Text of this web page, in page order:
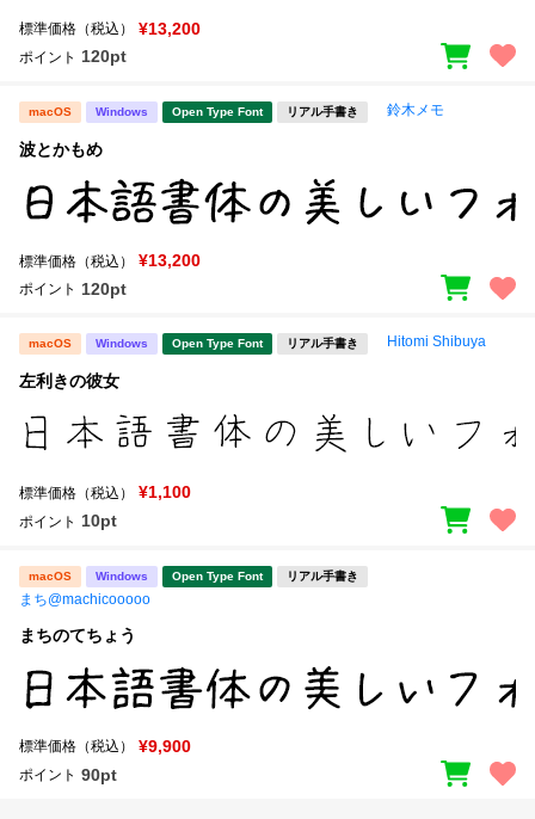
標準価格（税込） ¥13,200
ポイント 120pt
macOS Windows Open Type Font リアル手書き 鈴木メモ
波とかもめ
標準価格（税込） ¥13,200
ポイント 120pt
macOS Windows Open Type Font リアル手書き Hitomi Shibuya
左利きの彼女
標準価格（税込） ¥1,100
ポイント 10pt
macOS Windows Open Type Font リアル手書き
まち@machicooooo
まちのてちょう
標準価格（税込） ¥9,900
ポイント 90pt